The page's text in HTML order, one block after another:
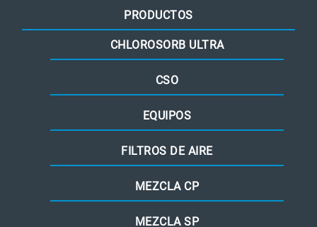
PRODUCTOS
CHLOROSORB ULTRA
CSO
EQUIPOS
FILTROS DE AIRE
MEZCLA CP
MEZCLA SP